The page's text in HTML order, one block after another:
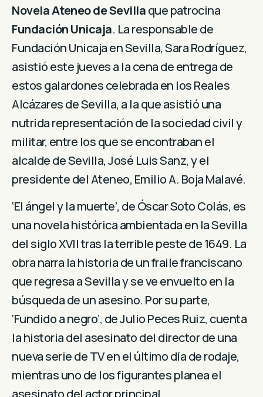
Novela Ateneo de Sevillaque patrocina
Fundación Unicaja. La responsable de
Fundación Unicaja en Sevilla, Sara Rodríguez,
asistió este jueves a la cena de entrega de
estos galardones celebrada en los Reales
Alcázares de Sevilla, a la que asistió una
nutrida representación de la sociedad civil y
militar, entre los que se encontraban el
alcalde de Sevilla, José Luis Sanz, y el
presidente del Ateneo, Emilio A. Boja Malavé.
‘El ángel y la muerte’, de Óscar Soto Colás, es
una novela histórica ambientada en la Sevilla
del siglo XVII tras la terrible peste de 1649. La
obra narra la historia de un fraile franciscano
que regresa a Sevilla y se ve envuelto en la
búsqueda de un asesino. Por su parte,
‘Fundido a negro’, de Julio Peces Ruiz, cuenta
la historia del asesinato del director de una
nueva serie de TV en el último día de rodaje,
mientras uno de los figurantes planea el